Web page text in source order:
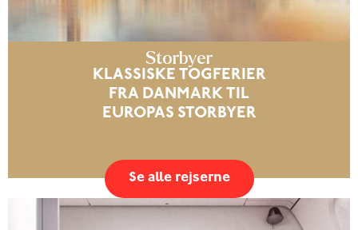
Storbyer
KLASSISKE TOGFERIER
FRA DANMARK TIL
EUROPAS STORBYER
Se alle rejserne